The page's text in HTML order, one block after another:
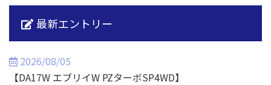
最新エントリー
2026/08/05
【DA17W エブリイW PZターボSP4WD】